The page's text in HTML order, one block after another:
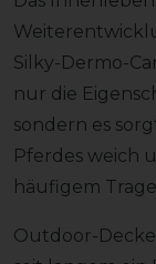
Silky-Dermo-
nur die
sondern es
Pferdes weich
häufigem
Outdoor-